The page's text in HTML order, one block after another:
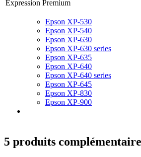
Expression Premium
Epson XP-530
Epson XP-540
Epson XP-630
Epson XP-630 series
Epson XP-635
Epson XP-640
Epson XP-640 series
Epson XP-645
Epson XP-830
Epson XP-900
5 produits